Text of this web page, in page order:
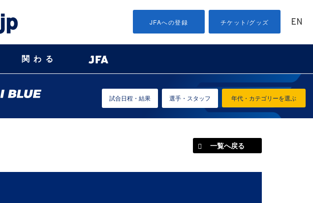
JFAへの登録 チケット/グッズ EN
関わる
年代・カテゴリーを選ぶ
試合日程・結果 選手・スタッフ
一覧へ戻る